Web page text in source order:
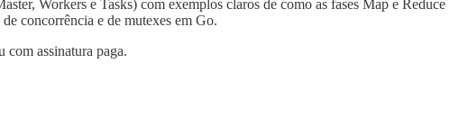
Workers e Tasks) com exemplos claros de como as fases Map e Reduce
concorrência e de mutexes em Go.
com assinatura paga.